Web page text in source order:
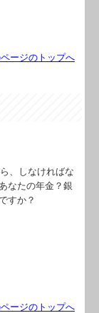
ージのトップへ
、しなければな
なたの年金？銀
すか？
ージのトップへ